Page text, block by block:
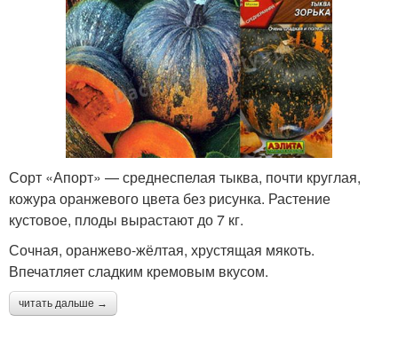
Сорт «Апорт» — среднеспелая тыква, почти круглая,
кожура оранжевого цвета без рисунка. Растение
кустовое, плоды вырастают до 7 кг.
Сочная, оранжево-жёлтая, хрустящая мякоть.
Впечатляет сладким кремовым вкусом.
читать дальше →